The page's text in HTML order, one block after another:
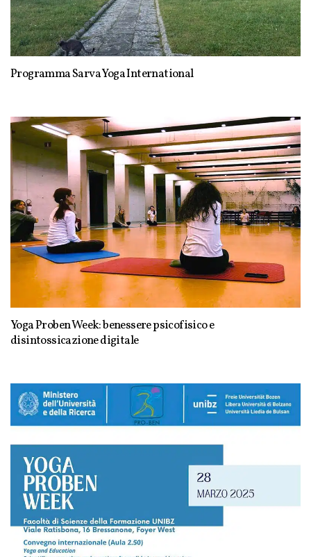
Programma Sarva Yoga International
Yoga Proben Week: benessere psicofisico e
disintossicazione digitale